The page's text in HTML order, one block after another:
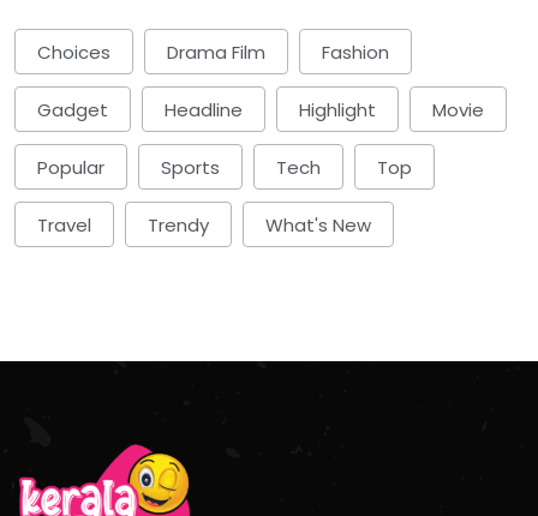
Choices Drama Film Fashion
Gadget Headline Highlight Movie
Popular Sports Tech Top
Travel Trendy What's New